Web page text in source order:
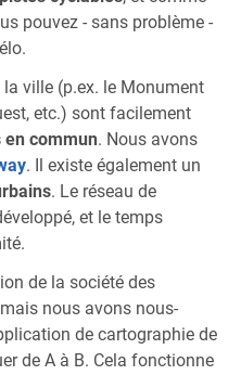
pouvez - sans problème -
ville (p.ex. le Monument
etc.) sont facilement
commun. Nous avons
. Il existe également un
. Le réseau de
et le temps
de la société des
nous avons nous-
de cartographie de
de A à B. Cela fonctionne